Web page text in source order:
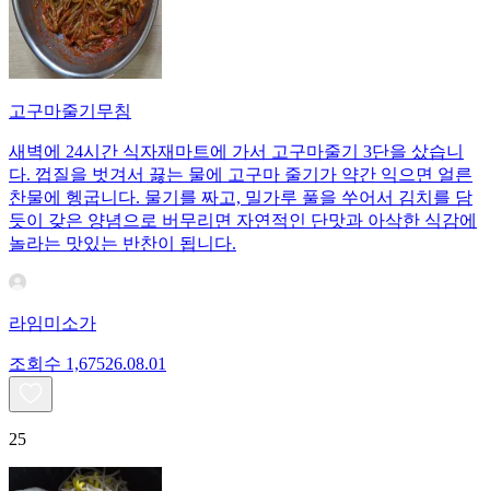
고구마줄기무침
새벽에 24시간 식자재마트에 가서 고구마줄기 3단을 샀습니
다. 껍질을 벗겨서 끓는 물에 고구마 줄기가 약간 익으면 얼른
찬물에 헹굽니다. 물기를 짜고, 밀가루 풀을 쑤어서 김치를 담
듯이 갖은 양념으로 버무리면 자연적인 단맛과 아삭한 식감에
놀라는 맛있는 반찬이 됩니다.
라임미소가
조회수 1,67526.08.01
25